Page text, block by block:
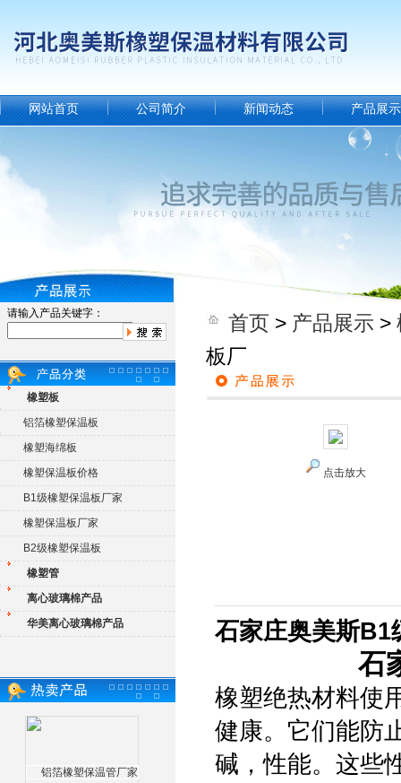
网站首页 公司简介 新闻动态 产品展示
请输入产品关键字：
橡塑板
铝箔橡塑保温板
橡塑海绵板
橡塑保温板价格
B1级橡塑保温板厂家
橡塑保温板厂家
B2级橡塑保温板
橡塑管
离心玻璃棉产品
华美离心玻璃棉产品
首页 > 产品展示 >
板厂
点击放大
石家庄奥美斯B1
石
橡塑绝热材料使
健康。它们能防
碱，性能。这些